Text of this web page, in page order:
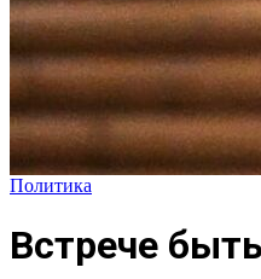
Политика
Встрече